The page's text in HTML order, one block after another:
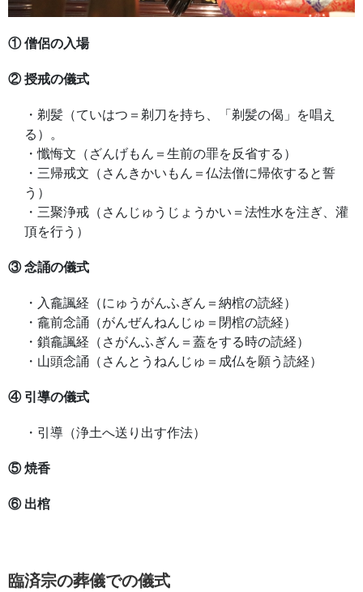
① 僧侶の入場
② 授戒の儀式
・剃髪（ていはつ＝剃刀を持ち、「剃髪の偈」を唱え
る）。
・懺悔文（ざんげもん＝生前の罪を反省する）
・三帰戒文（さんきかいもん＝仏法僧に帰依すると誓
う）
・三聚浄戒（さんじゅうじょうかい＝法性水を注ぎ、灌
頂を行う）
③ 念誦の儀式
・入龕諷経（にゅうがんふぎん＝納棺の読経）
・龕前念誦（がんぜんねんじゅ＝閉棺の読経）
・鎖龕諷経（さがんふぎん＝蓋をする時の読経）
・山頭念誦（さんとうねんじゅ＝成仏を願う読経）
④ 引導の儀式
・引導（浄土へ送り出す作法）
⑤ 焼香
⑥ 出棺
臨済宗の葬儀での儀式